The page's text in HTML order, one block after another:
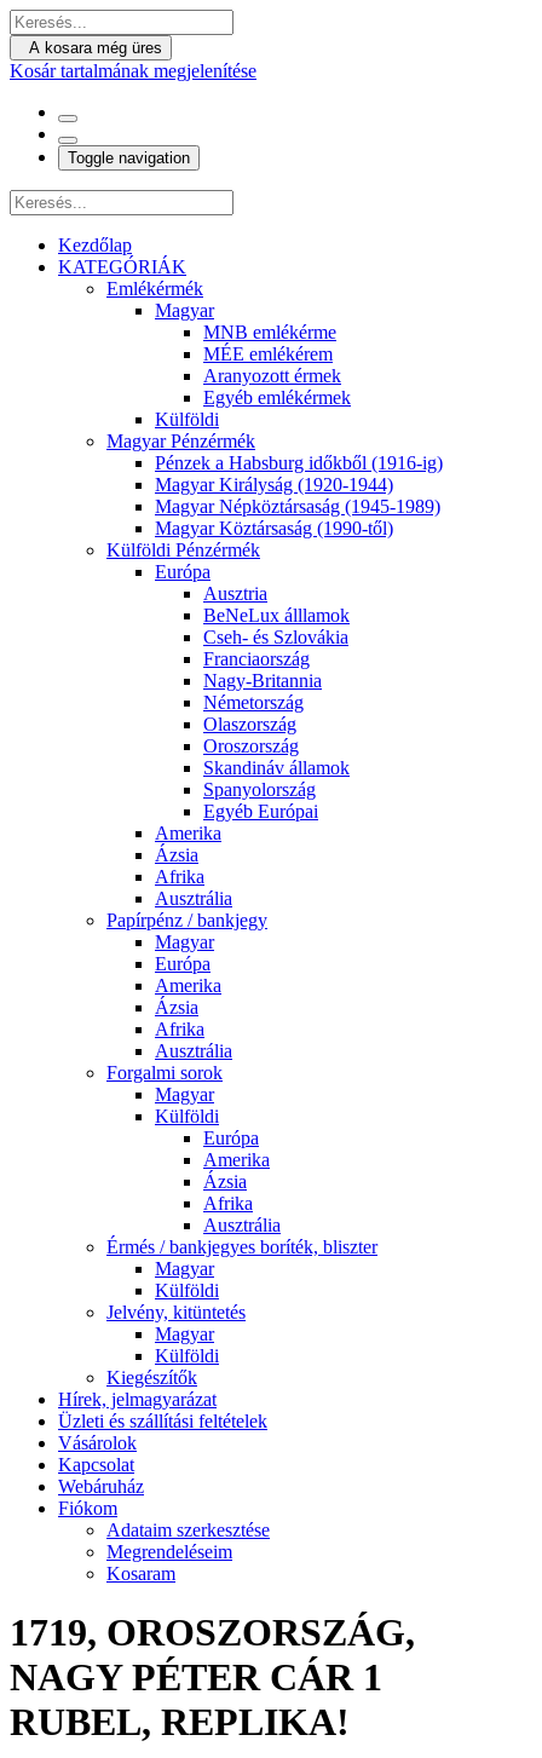
A kosara még üres
Kosár tartalmának megjelenítése
Toggle navigation
Kezdőlap
KATEGÓRIÁK
Emlékérmék
Magyar
MNB emlékérme
MÉE emlékérem
Aranyozott érmek
Egyéb emlékérmek
Külföldi
Magyar Pénzérmék
Pénzek a Habsburg időkből (1916-ig)
Magyar Királyság (1920-1944)
Magyar Népköztársaság (1945-1989)
Magyar Köztársaság (1990-től)
Külföldi Pénzérmék
Európa
Ausztria
BeNeLux álllamok
Cseh- és Szlovákia
Franciaország
Nagy-Britannia
Németország
Olaszország
Oroszország
Skandináv államok
Spanyolország
Egyéb Európai
Amerika
Ázsia
Afrika
Ausztrália
Papírpénz / bankjegy
Magyar
Európa
Amerika
Ázsia
Afrika
Ausztrália
Forgalmi sorok
Magyar
Külföldi
Európa
Amerika
Ázsia
Afrika
Ausztrália
Érmés / bankjegyes boríték, bliszter
Magyar
Külföldi
Jelvény, kitüntetés
Magyar
Külföldi
Kiegészítők
Hírek, jelmagyarázat
Üzleti és szállítási feltételek
Vásárolok
Kapcsolat
Webáruház
Fiókom
Adataim szerkesztése
Megrendeléseim
Kosaram
1719, OROSZORSZÁG,
NAGY PÉTER CÁR 1
RUBEL, REPLIKA!